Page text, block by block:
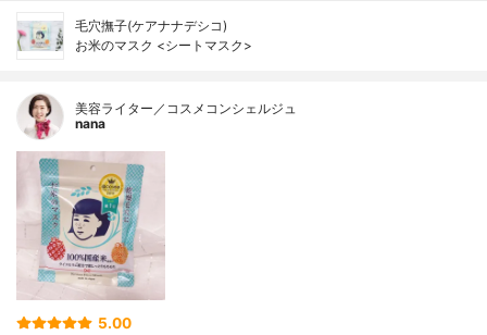
毛穴撫子(ケアナナデシコ)
お米のマスク <シートマスク>
美容ライター／コスメコンシェルジュ
nana
5.00